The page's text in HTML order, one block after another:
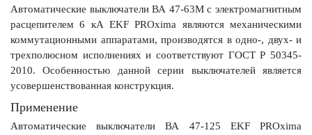
Автоматические выключатели ВА 47-63М с электромагнитным
расцепителем 6 кА EKF PROxima являются механическими
коммутационными аппаратами, производятся в одно-, двух- и
трехполюсном исполнениях и соответствуют ГОСТ Р 50345-
2010. Особенностью данной серии выключателей является
усовершенствованная конструкция.
Применение
Автоматические выключатели ВА 47-125 EKF PROxima